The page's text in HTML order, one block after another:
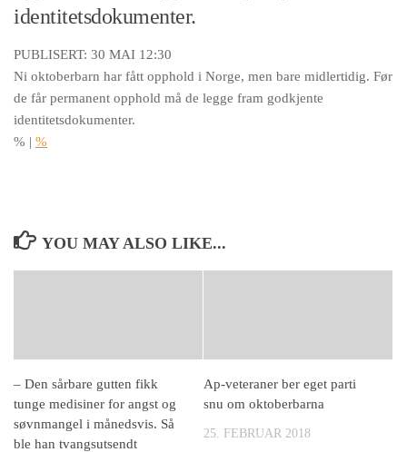
identitetsdokumenter.
PUBLISERT: 30 MAI 12:30
Ni oktoberbarn har fått opphold i Norge, men bare midlertidig. Før
de får permanent opphold må de legge fram godkjente
identitetsdokumenter.
% | %
YOU MAY ALSO LIKE...
– Den sårbare gutten fikk
tunge medisiner for angst og
søvnmangel i månedsvis. Så
ble han tvangsutsendt
Ap-veteraner ber eget parti
snu om oktoberbarna
25. FEBRUAR 2018